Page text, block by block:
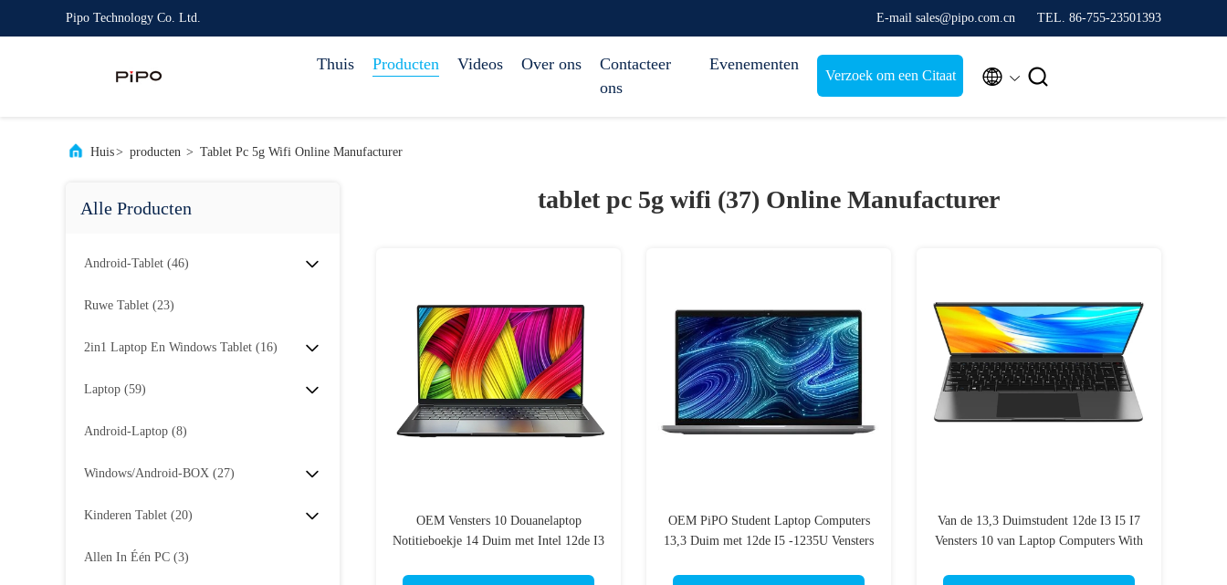
Pipo Technology Co. Ltd. E-mail sales@pipo.com.cn TEL. 86-755-23501393
Thuis Producten Videos Over ons
Contacteer
ons
Evenementen
Verzoek om een Citaat  
Huis> producten > Tablet Pc 5g Wifi Online Manufacturer
Alle Producten
Android-Tablet (46)
Ruwe Tablet (23)
2in1 Laptop En Windows Tablet (16)
Laptop (59)
Android-Laptop (8)
Windows/Android-BOX (27)
Kinderen Tablet (20)
Allen In Één PC (3)
tablet pc 5g wifi (37) Online Manufacturer
OEM Vensters 10 Douanelaptop
Notitieboekje 14 Duim met Intel 12de I3
OEM PiPO Student Laptop Computers
13,3 Duim met 12de I5 -1235U Vensters
Van de 13,3 Duimstudent 12de I3 I5 I7
Vensters 10 van Laptop Computers With